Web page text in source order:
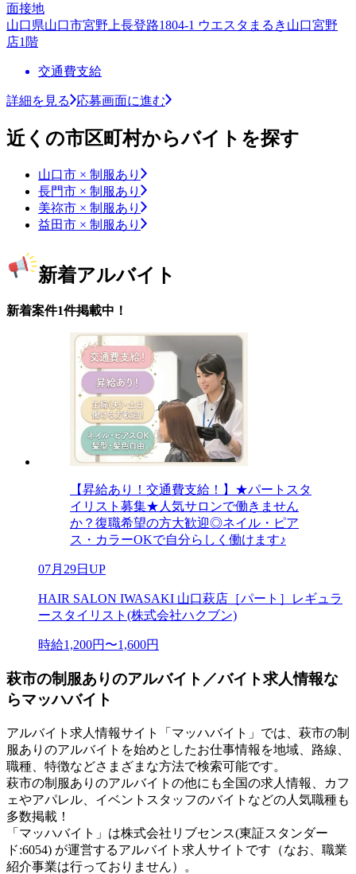
面接地
山口県山口市宮野上長登路1804-1 ウエスタまるき山口宮野
店1階
交通費支給
詳細を見る 応募画面に進む
近くの市区町村からバイトを探す
山口市 × 制服あり
長門市 × 制服あり
美祢市 × 制服あり
益田市 × 制服あり
新着アルバイト
新着案件1件掲載中！
【昇給あり！交通費支給！】★パートスタ
イリスト募集★人気サロンで働きません
か？復職希望の方大歓迎◎ネイル・ピア
ス・カラーOKで自分らしく働けます♪
07月29日UP
HAIR SALON IWASAKI 山口萩店［パート］レギュラ
ースタイリスト(株式会社ハクブン)
時給1,200円〜1,600円
萩市の制服ありのアルバイト／バイト求人情報な
らマッハバイト
アルバイト求人情報サイト「マッハバイト」では、萩市の制
服ありのアルバイトを始めとしたお仕事情報を地域、路線、
職種、特徴などさまざまな方法で検索可能です。
萩市の制服ありのアルバイトの他にも全国の求人情報、カフ
ェやアパレル、イベントスタッフのバイトなどの人気職種も
多数掲載！
「マッハバイト」は株式会社リブセンス(東証スタンダー
ド:6054) が運営するアルバイト求人サイトです（なお、職業
紹介事業は行っておりません）。